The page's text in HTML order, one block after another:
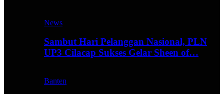
News
Sambut Hari Pelanggan Nasional, PLN
UP3 Cilacap Sukses Gelar Sheen of…
Banten